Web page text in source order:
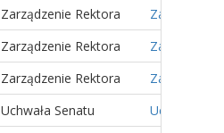
Zarządzenie Rektora
Zarządzenie Rektora
Zarządzenie Rektora
Uchwała Senatu
Uchwała